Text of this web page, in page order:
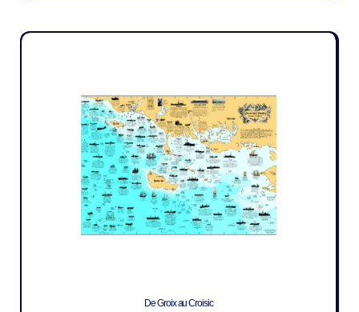
De Groix au Croisic